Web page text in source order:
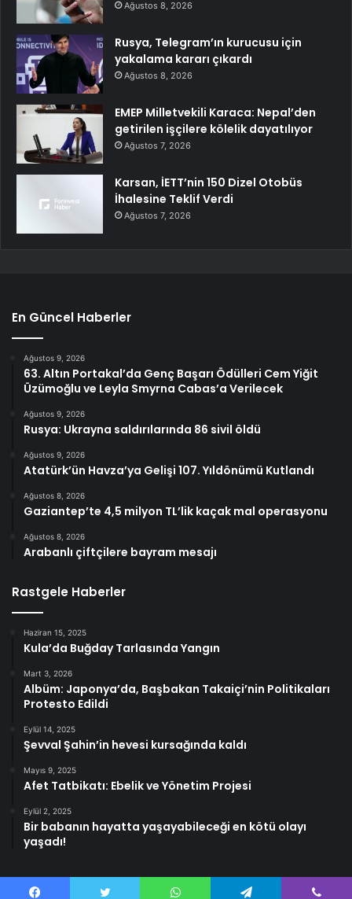
Ağustos 8, 2026
Rusya, Telegram’ın kurucusu için
yakalama kararı çıkardı
Ağustos 8, 2026
EMEP Milletvekili Karaca: Nepal’den
getirilen işçilere kölelik dayatılıyor
Ağustos 7, 2026
Karsan, İETT’nin 150 Dizel Otobüs
İhalesine Teklif Verdi
Ağustos 7, 2026
En Güncel Haberler
Ağustos 9, 2026
63. Altın Portakal’da Genç Başarı Ödülleri Cem Yiğit
Üzümoğlu ve Leyla Smyrna Cabas’a Verilecek
Ağustos 9, 2026
Rusya: Ukrayna saldırılarında 86 sivil öldü
Ağustos 9, 2026
Atatürk’ün Havza’ya Gelişi 107. Yıldönümü Kutlandı
Ağustos 8, 2026
Gaziantep’te 4,5 milyon TL’lik kaçak mal operasyonu
Ağustos 8, 2026
Arabanlı çiftçilere bayram mesajı
Rastgele Haberler
Haziran 15, 2025
Kula’da Buğday Tarlasında Yangın
Mart 3, 2026
Albüm: Japonya’da, Başbakan Takaiçi’nin Politikaları
Protesto Edildi
Eylül 14, 2025
Şevval Şahin’in hevesi kursağında kaldı
Mayıs 9, 2025
Afet Tatbikatı: Ebelik ve Yönetim Projesi
Eylül 2, 2025
Bir babanın hayatta yaşayabileceği en kötü olayı
yaşadı!